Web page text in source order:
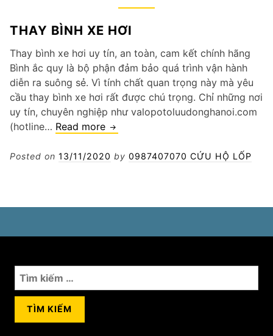
THAY BÌNH XE HƠI
Thay bình xe hơi uy tín, an toàn, cam kết chính hãng
Bình ắc quy là bộ phận đảm bảo quá trình vận hành
diễn ra suông sẻ. Vì tính chất quan trọng này mà yêu
cầu thay bình xe hơi rất được chú trọng. Chỉ những nơi
uy tín, chuyên nghiệp như valopotoluudonghanoi.com
(hotline… Read more Thay
xe
Posted on 13/11/2020 by 0987407070 CỨU HỘ LỐP
Tìm
kiếm
cho: